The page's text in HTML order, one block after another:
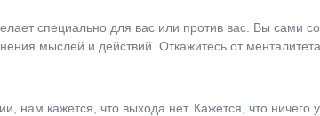
специально для вас или против вас. Вы сами
мыслей и действий. Откажитесь от
кажется, что выхода нет. Кажется, что